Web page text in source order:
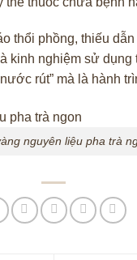
thổi phồng, thiếu
kinh nghiệm sử
rút” mà là hành
nguyên liệu pha trà